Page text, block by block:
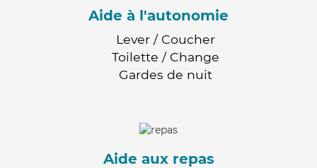
Aide à l'autonomie
Lever / Coucher
Toilette / Change
Gardes de nuit
Aide aux repas